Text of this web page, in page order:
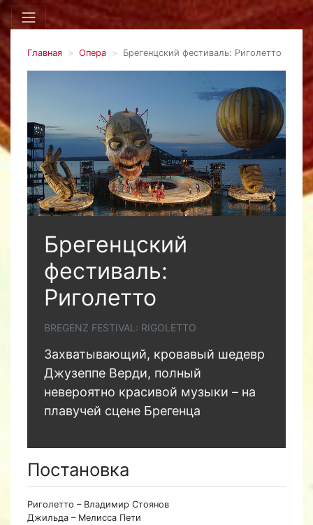
Главная Опера Брегенцский фестиваль: Риголетто
Брегенцский
фестиваль:
Риголетто
BREGENZ FESTIVAL: RIGOLETTO
Захватывающий, кровавый шедевр
Джузеппе Верди, полный
невероятно красивой музыки – на
плавучей сцене Брегенца
Постановка
Риголетто – Владимир Стоянов
Джильда – Мелисса Пети